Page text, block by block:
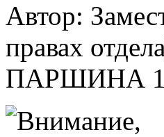
Автор:
правах
ПАРШИНА